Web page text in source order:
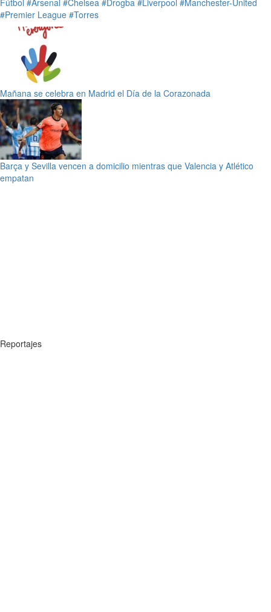
Fútbol #Arsenal #Chelsea #Drogba #Liverpool #Manchester-United
#Premier League #Torres
Mañana se celebra en Madrid el Día de la Corazonada
Barça y Sevilla vencen a domicilio mientras que Valencia y Atlético
empatan
Reportajes